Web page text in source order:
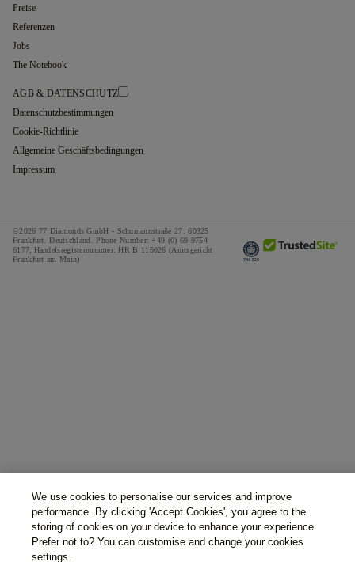
Preise
Referenzen
Jobs
The Notebook
AGB & DATENSCHUTZ
Datenschutzbestimmungen
Cookie-Richtlinie
Allgemeine Geschäftsbedingungen
Impressum
©2026 77 Diamonds GmbH - Schumannstraße 27. 60325
Frankfurt. Deutschland. Phone Number: +49 (0) 69 9754
6177,
Handelsregisternummer: HR B 115026 (Amtsgericht
Frankfurt am Main)
We use cookies to personalise our services and improve
performance. By clicking 'Accept Cookies', you agree to the
storing of cookies on your device to enhance your experience.
Prefer not to? You can customise and change your cookies
settings.